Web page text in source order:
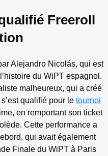
Freeroll
Alejandro Nicolás, qui est
du WiPT espagnol.
malheureux, qui a créé
qualifié pour le tournoi
en remportant son ticket
Cette performance a
qui avait également
Finale du WiPT à Paris